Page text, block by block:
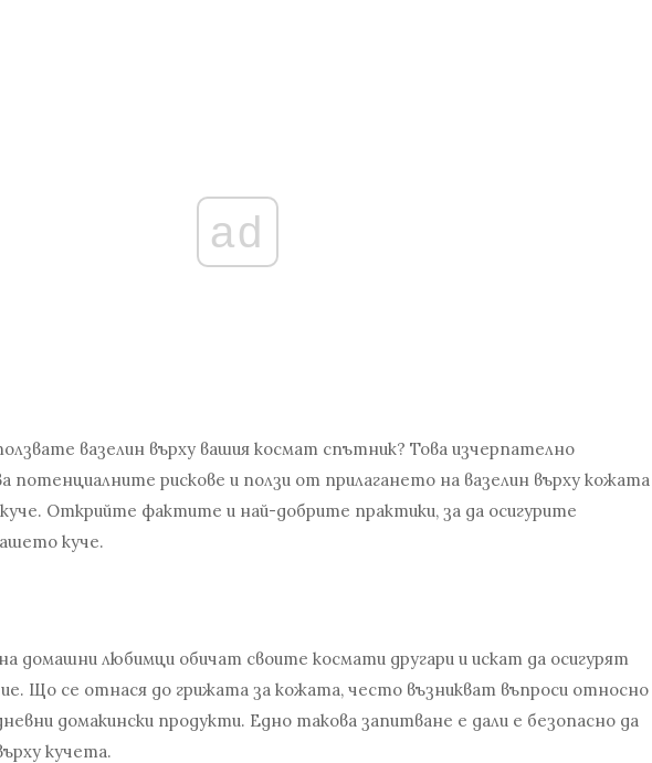
ad
вазелин върху вашия космат спътник? Това изчерпателно
потенциалните рискове и ползи от прилагането на вазелин върху кожата
Открийте фактите и най-добрите практики, за да осигурите
куче.
домашни любимци обичат своите космати другари и искат да осигурят
Що се отнася до грижата за кожата, често възникват въпроси относно
домакински продукти. Едно такова запитване е дали е безопасно да
кучета.